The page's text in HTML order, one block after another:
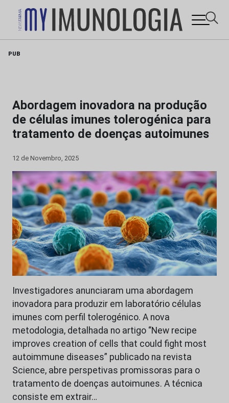
PUB
Abordagem inovadora na produção
de células imunes tolerogénica para
tratamento de doenças autoimunes
12 de Novembro, 2025
Investigadores anunciaram uma abordagem
inovadora para produzir em laboratório células
imunes com perfil tolerogénico. A nova
metodologia, detalhada no artigo “New recipe
improves creation of cells that could fight most
autoimmune diseases” publicado na revista
Science, abre perspetivas promissoras para o
tratamento de doenças autoimunes. A técnica
consiste em extrair…